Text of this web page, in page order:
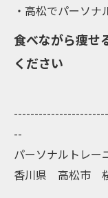
・高松でパーソ
食べながら痩せ
ください
--
パーソナルトレー
香川県 高松市